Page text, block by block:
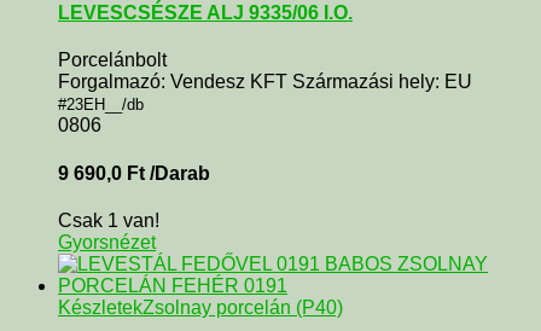
LEVESCSÉSZE ALJ 9335/06 I.O.
Porcelánbolt
Forgalmazó: Vendesz KFT Származási hely: EU
#23EH__/db
0806
9 690,0 Ft /Darab
Csak 1 van!
Gyorsnézet
KészletekZsolnay porcelán (P40)